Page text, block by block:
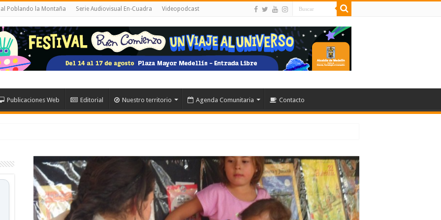
Poblando la Montaña Serie Audiovisual En-Cuadra Videopodcast
Publicaciones Web Editorial Nuestro territorio Agenda Comunitaria Contacto